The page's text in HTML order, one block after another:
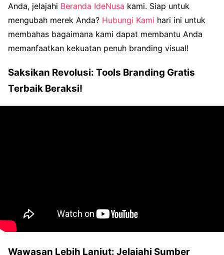
Anda, jelajahi Beranda IdeNusa kami. Siap untuk
mengubah merek Anda? Hubungi Kami hari ini untuk
membahas bagaimana kami dapat membantu Anda
memanfaatkan kekuatan penuh branding visual!
Saksikan Revolusi: Tools Branding Gratis
Terbaik Beraksi!
Wawasan Lebih Lanjut: Jelajahi Sumber